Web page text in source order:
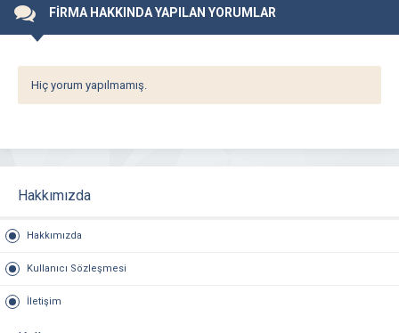
FİRMA HAKKINDA YAPILAN YORUMLAR
Hiç yorum yapılmamış.
Hakkımızda
Hakkımızda
Kullanıcı Sözleşmesi
İletişim